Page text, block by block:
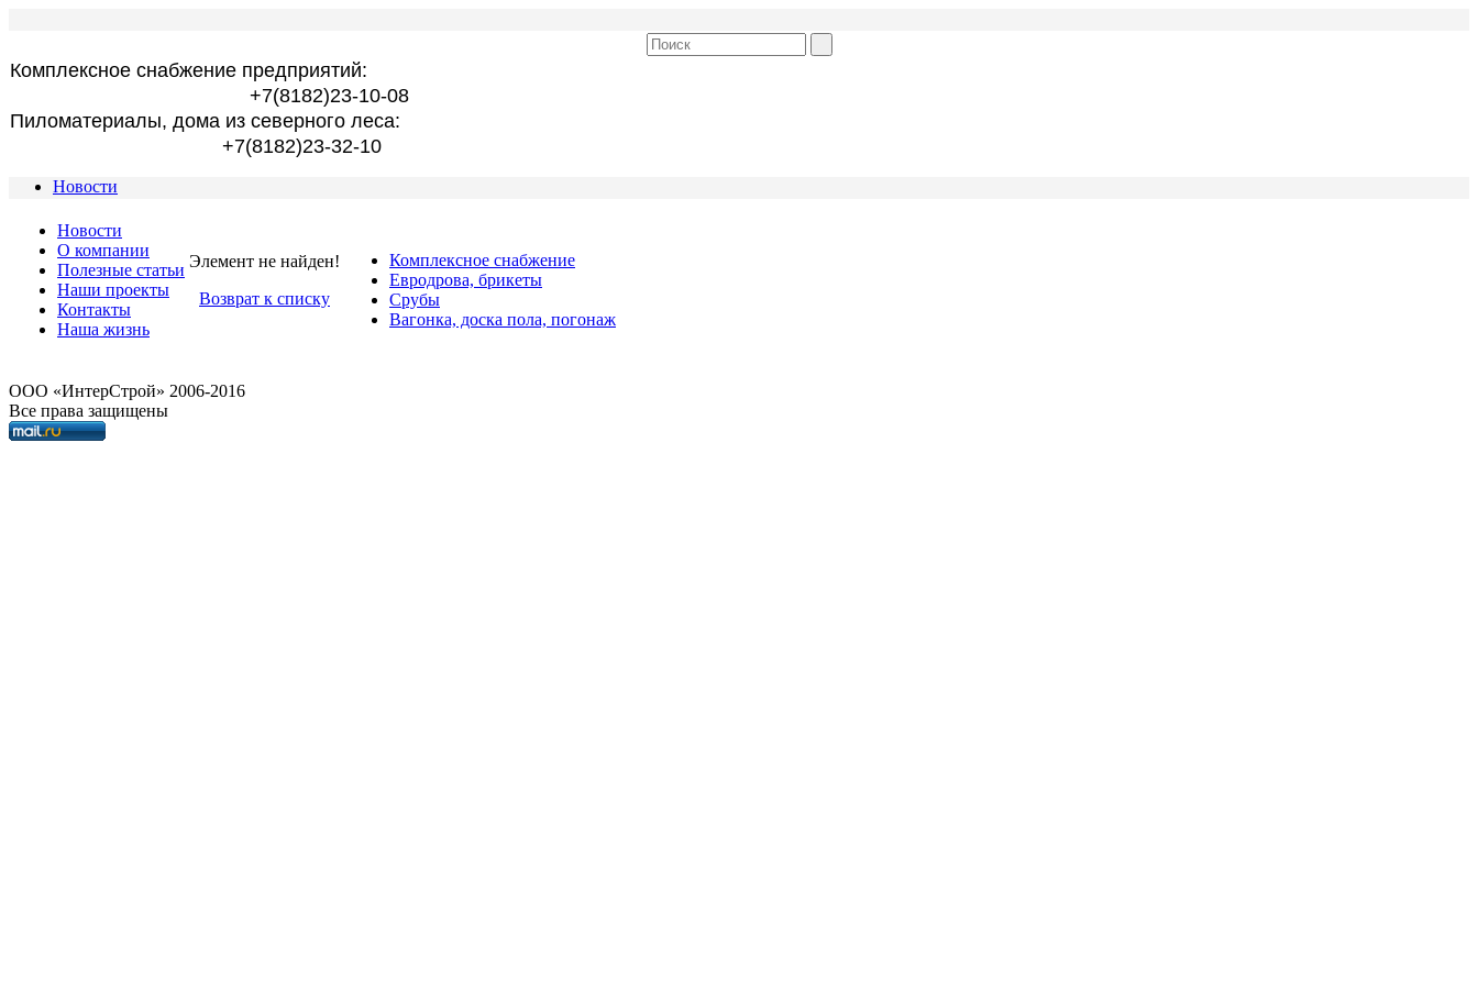
Комплексное снабжение предприятий:
+7(8182)23-10-08
Пиломатериалы, дома из северного леса:
+7(8182)23-32-10
Новости
Новости
О компании
Полезные статьи
Наши проекты
Контакты
Наша жизнь
Элемент не найден!
Возврат к списку
Комплексное снабжение
Евродрова, брикеты
Срубы
Вагонка, доска пола, погонаж
OOO «ИнтерСтрой» 2006-2016
Все права защищены